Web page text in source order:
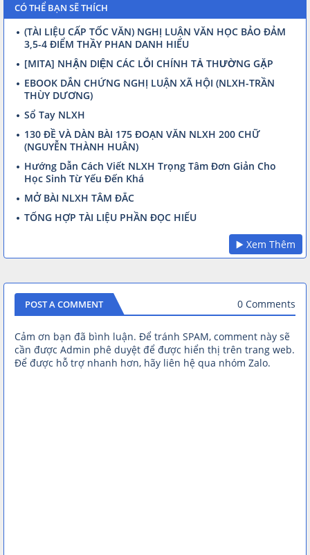
CÓ THỂ BẠN SẼ THÍCH
(TÀI LIỆU CẤP TỐC VĂN) NGHỊ LUẬN VĂN HỌC BẢO ĐẢM
3,5-4 ĐIỂM THẦY PHAN DANH HIẾU
[MITA] NHẬN DIỆN CÁC LỖI CHÍNH TẢ THƯỜNG GẶP
EBOOK DẪN CHỨNG NGHỊ LUẬN XÃ HỘI (NLXH-TRẦN
THÙY DƯƠNG)
Sổ Tay NLXH
130 ĐỀ VÀ DÀN BÀI 175 ĐOẠN VĂN NLXH 200 CHỮ
(NGUYỄN THÀNH HUÂN)
Hướng Dẫn Cách Viết NLXH Trọng Tâm Đơn Giản Cho
Học Sinh Từ Yếu Đến Khá
MỞ BÀI NLXH TÂM ĐẮC
TỔNG HỢP TÀI LIỆU PHẦN ĐỌC HIỂU
▶️ Xem Thêm
POST A COMMENT 0 Comments
Cảm ơn bạn đã bình luận. Để tránh SPAM, comment này sẽ
cần được Admin phê duyệt để được hiển thị trên trang web.
Để được hỗ trợ nhanh hơn, hãy liên hệ qua nhóm Zalo.